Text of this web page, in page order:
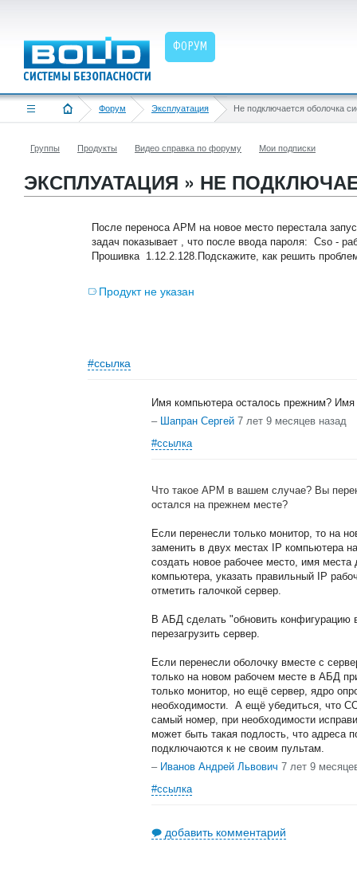
ФОРУМ
Форум Эксплуатация Не подключается оболочка
Группы Продукты Видео справка по форуму Мои подписки
ЭКСПЛУАТАЦИЯ » НЕ
После переноса АРМ на новое место перестала
задач показывает , что после ввода пароля: Cso -
Прошивка 1.12.2.128.Подскажите, как решить
Продукт не указан
#ссылка
Имя компьютера осталось прежним?
– Шапран Сергей 7 лет 9 месяцев назад
#ссылка
Что такое АРМ в вашем случае? Вы
остался на прежнем месте?
Если перенесли только монитор, то на
заменить в двух местах IP компьютера
создать новое рабочее место, имя
компьютера, указать правильный IP
отметить галочкой сервер.
В АБД сделать "обновить конфигурацию
перезагрузить сервер.
Если перенесли оболочку вместе с
только на новом рабочем месте в АБД
только монитор, но ещё сервер, ядро
необходимости. А ещё убедиться, что
самый номер, при необходимости
может быть такая подлость, что адреса
подключаются к не своим пультам.
– Иванов Андрей Львович 7 лет 9
#ссылка
добавить комментарий